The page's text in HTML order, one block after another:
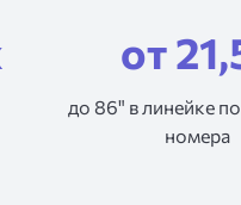
от
до 86" в линейке
номера